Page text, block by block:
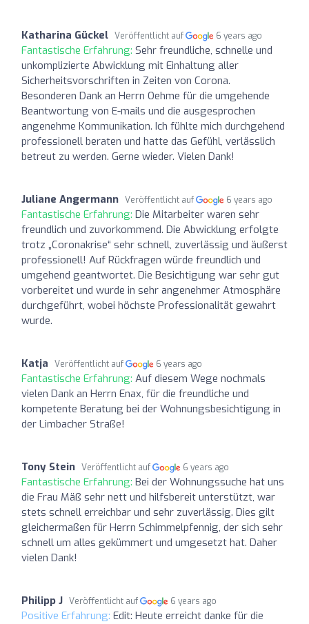
Katharina Gückel Veröffentlicht auf 6 years ago
Fantastische Erfahrung: Sehr freundliche, schnelle und
unkomplizierte Abwicklung mit Einhaltung aller
Sicherheitsvorschriften in Zeiten von Corona.
Besonderen Dank an Herrn Oehme für die umgehende
Beantwortung von E-mails und die ausgesprochen
angenehme Kommunikation. Ich fühlte mich durchgehend
professionell beraten und hatte das Gefühl, verlässlich
betreut zu werden. Gerne wieder. Vielen Dank!
Juliane Angermann Veröffentlicht auf 6 years ago
Fantastische Erfahrung: Die Mitarbeiter waren sehr
freundlich und zuvorkommend. Die Abwicklung erfolgte
trotz „Coronakrise“ sehr schnell, zuverlässig und äußerst
professionell! Auf Rückfragen würde freundlich und
umgehend geantwortet. Die Besichtigung war sehr gut
vorbereitet und wurde in sehr angenehmer Atmosphäre
durchgeführt, wobei höchste Professionalität gewahrt
wurde.
Katja Veröffentlicht auf 6 years ago
Fantastische Erfahrung: Auf diesem Wege nochmals
vielen Dank an Herrn Enax, für die freundliche und
kompetente Beratung bei der Wohnungsbesichtigung in
der Limbacher Straße!
Tony Stein Veröffentlicht auf 6 years ago
Fantastische Erfahrung: Bei der Wohnungssuche hat uns
die Frau Mäß sehr nett und hilfsbereit unterstützt, war
stets schnell erreichbar und sehr zuverlässig. Dies gilt
gleichermaßen für Herrn Schimmelpfennig, der sich sehr
schnell um alles gekümmert und umgesetzt hat. Daher
vielen Dank!
Philipp J Veröffentlicht auf 6 years ago
Positive Erfahrung: Edit: Heute erreicht danke für die